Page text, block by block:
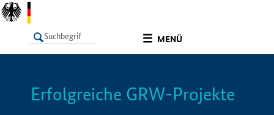
MENÜ
LISTE Info
Erfolgreiche GRW-Projekte